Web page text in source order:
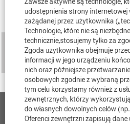
udostępnienia strony internetowej
zażądanej przez użytkownika
Technologie, które nie są niezbędne
technicznie,stosujemy tylko za
Zgoda użytkownika obejmuje
informacji w jego urządzeniu
nich oraz późniejsze
osobowych zgodnie z wybraną
tym celu korzystamy również z
zewnętrznych, którzy
do własnych dowolnych celów
Oferenci zewnętrzni zapisują
Commodity Purchaser (m/f/d)
Purchasing
Paderborn, NW, DE, 33106
Kontakt